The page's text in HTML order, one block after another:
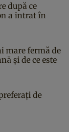
după ce
a intrat în
mare fermă de
și de ce este
de